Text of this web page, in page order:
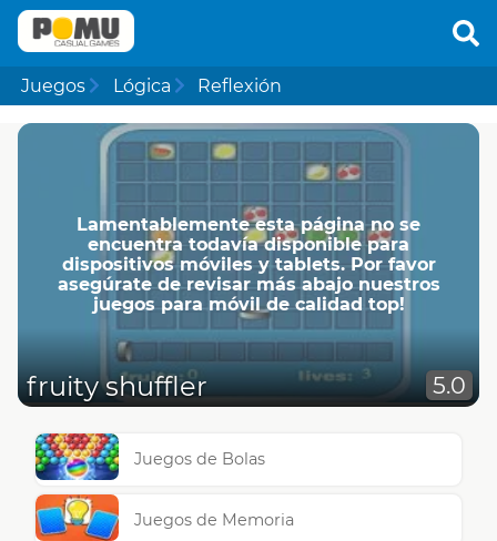
Juegos Lógica Reflexión
Lamentablemente esta página no se
encuentra todavía disponible para
dispositivos móviles y tablets. Por favor
asegúrate de revisar más abajo nuestros
juegos para móvil de calidad top!
fruity shuffler 5.0
Juegos de Bolas
Juegos de Memoria